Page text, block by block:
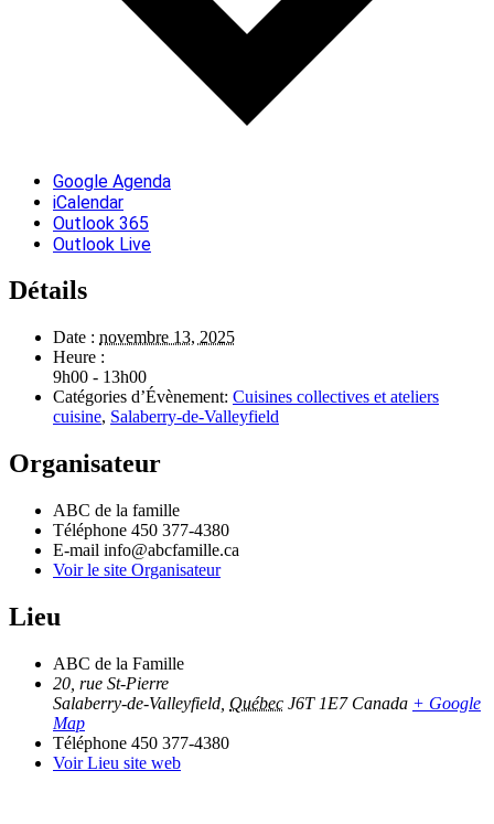
Google Agenda
iCalendar
Outlook 365
Outlook Live
Détails
Date : novembre 13, 2025
Heure :
9h00 - 13h00
Catégories d’Évènement: Cuisines collectives et ateliers
cuisine, Salaberry-de-Valleyfield
Organisateur
ABC de la famille
Téléphone 450 377-4380
E-mail info@abcfamille.ca
Voir le site Organisateur
Lieu
ABC de la Famille
20, rue St-Pierre
Salaberry-de-Valleyfield Québec J6T 1E7 Canada + Google
Map
Téléphone 450 377-4380
Voir Lieu site web